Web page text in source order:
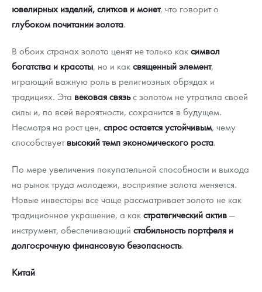
ювелирных изделий, слитков и монет, что говорит о
глубоком почитании золота.
В обоих странах золото ценят не только каксимвол
богатства и красоты, но и каксвященный элемент,
играющий важную роль в религиозных обрядах и
традициях. Эта вековая связьс золотом не утратила своей
силы и, по всей вероятности, сохранится в будущем.
Несмотря на рост цен, спрос остается устойчивым, чему
способствуетвысокий темп экономического роста.
По мере увеличения покупательной способности и выхода
на рынок труда молодежи, восприятие золота меняется.
Новые инвесторы все чаще рассматривает золото не как
традиционное украшение, а какстратегический актив—
инструмент, обеспечивающий стабильность портфеля и
долгосрочную финансовую безопасность.
Китай